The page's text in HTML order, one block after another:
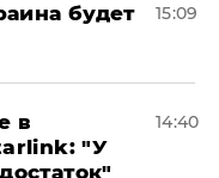
будет
15:09
в
"У
14:40